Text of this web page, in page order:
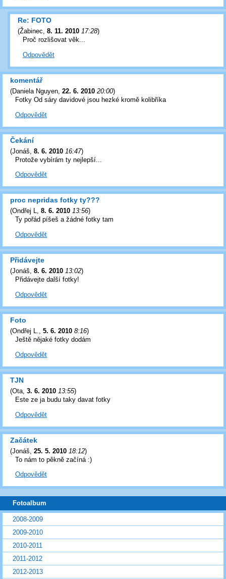
Re: FOTO
(Žabinec 8. 11. 2010 17:28)
Proč rozlišovat věk...
Odpovědět
komentář
(Daniela Nguyen 22. 6. 2010 20:00)
Fotky Od sáry davidové jsou hezké kromě kolibříka
Odpovědět
Čekání
(Jonáš 8. 6. 2010 16:47)
Protože vybírám ty nejlepší...
Odpovědět
proc nepridas fotky ty???
(Ondřej L, 8. 6. 2010 13:56)
Ty pořád píšeš a žádné fotky tam
Odpovědět
Přidávejte
(Jonáš, 8. 6. 2010 13:02)
Přidávejte další fotky!
Odpovědět
Foto
(Ondřej L. 5. 6. 2010 8:16)
Ještě nějaké fotky dodám
Odpovědět
TJN
(Ota 3. 6. 2010 13:55)
Este ze ja budu taky davat fotky
Odpovědět
Začátek
(Jonáš 25. 5. 2010 18:12)
To nám to pěkně začíná :)
Odpovědět
Fotoalbum
2008-2009
2009-2010
2010-2011
2011-2012
2012-2013